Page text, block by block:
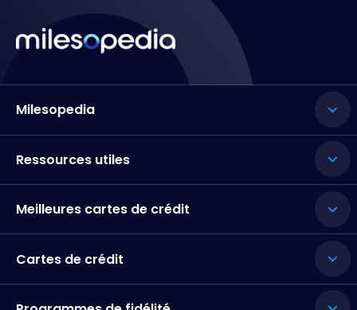
Milesopedia
Ressources utiles
Meilleures cartes de crédit
Cartes de crédit